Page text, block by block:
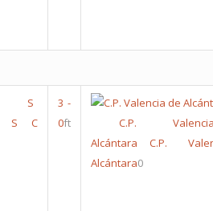
S
S C
3 -
0ft
C.P.
Alcántara
C.P.
Alcántara0